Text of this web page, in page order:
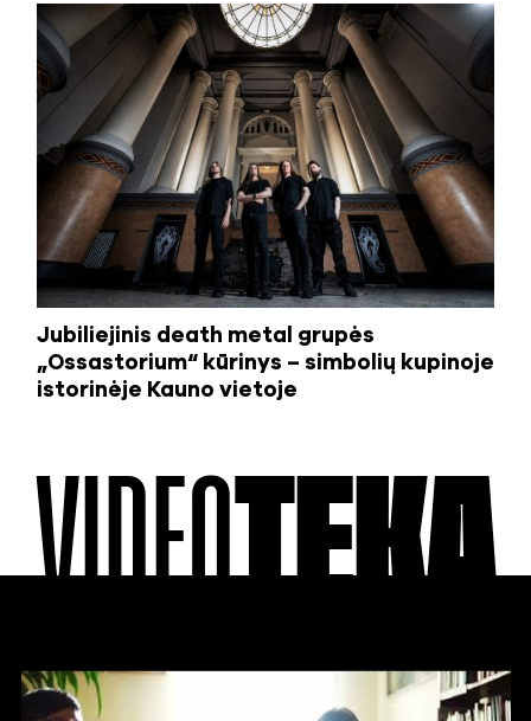
Jubiliejinis death metal grupės
„Ossastorium“ kūrinys – simbolių kupinoje
istorinėje Kauno vietoje
VIDEOTEKA